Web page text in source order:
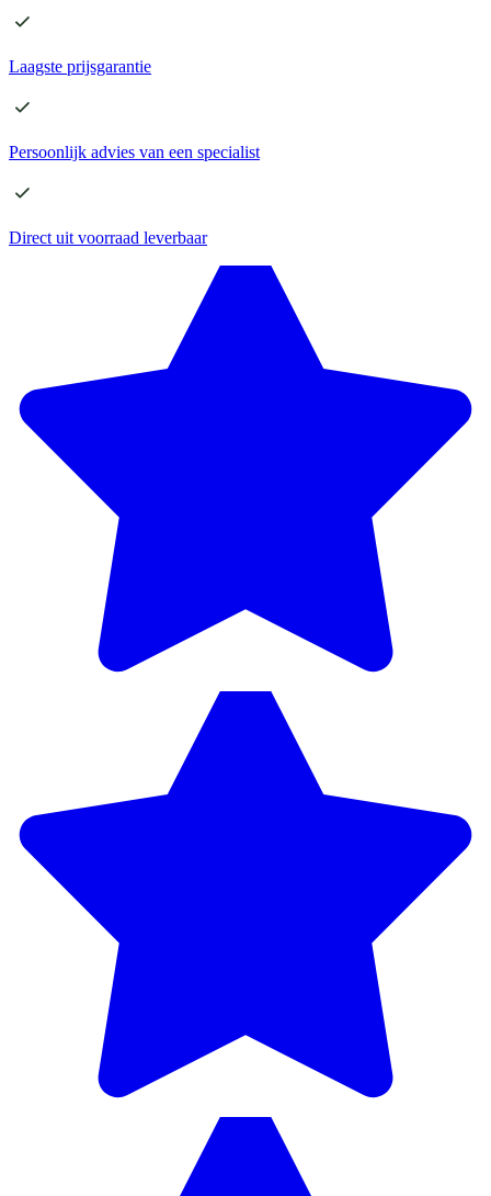
Laagste prijsgarantie
Persoonlijk advies van een specialist
Direct uit voorraad leverbaar